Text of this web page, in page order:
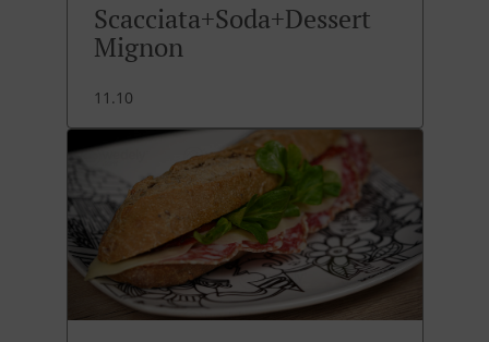
Scacciata+Soda+Dessert
Mignon
11.10